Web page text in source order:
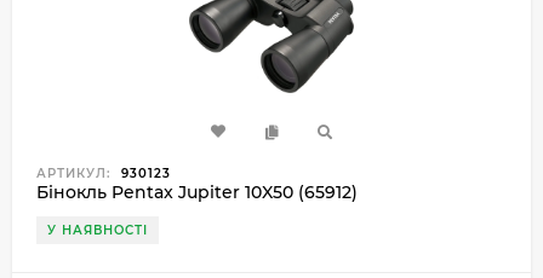
АРТИКУЛ: 930123
Бінокль Pentax Jupiter 10X50 (65912)
У НАЯВНОСТІ